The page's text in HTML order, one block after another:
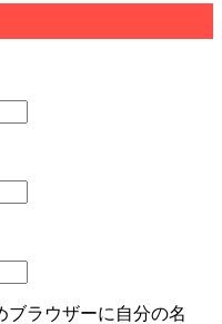
ブラウザーに自分の名